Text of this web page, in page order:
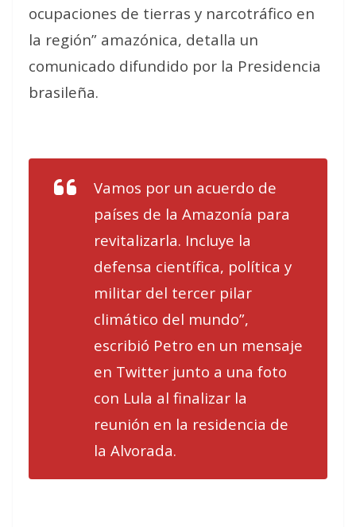
ocupaciones de tierras y narcotráfico en
la región” amazónica, detalla un
comunicado difundido por la Presidencia
brasileña.
Vamos por un acuerdo de
países de la Amazonía para
revitalizarla. Incluye la
defensa científica, política y
militar del tercer pilar
climático del mundo”,
escribió Petro en un mensaje
en Twitter junto a una foto
con Lula al finalizar la
reunión en la residencia de
la Alvorada.